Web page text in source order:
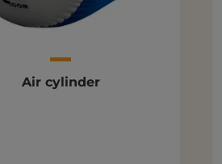
Air cylinder